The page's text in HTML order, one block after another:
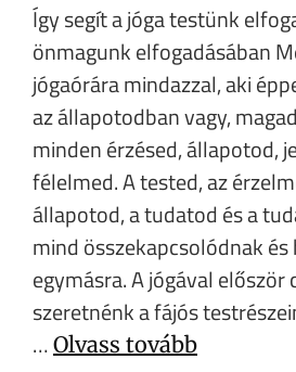
Így segít a jóga testünk
önmagunk elfogadásában
jógaórára mindazzal, aki
az állapotodban vagy,
minden érzésed, állapotod,
félelmed. A tested, az
állapotod, a tudatod és a
mind összekapcsolódnak
egymásra. A jógával először
szeretnénk a fájós
… Olvass tovább